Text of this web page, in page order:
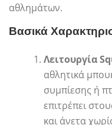
αθλημάτων.
Βασικά
Λειτουργία
αθλητικά
συμπίεσης ή
επιτρέπει
και άνετα